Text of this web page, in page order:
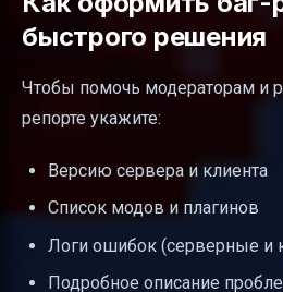
быстрого решения
Чтобы помочь модераторам и
репорте укажите:
Версию сервера и клиента
Список модов и плагинов
Логи ошибок (серверные и
Подробное описание